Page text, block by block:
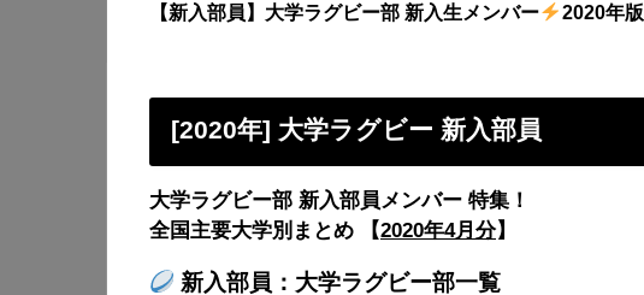
【新入部員】大学ラグビー部 新入生メンバー 2020年版
[2020年] 大学ラグビー 新入部員
大学ラグビー部 新入部員メンバー 特集！
全国主要大学別まとめ 【2020年4月分】
新入部員：大学ラグビー部一覧